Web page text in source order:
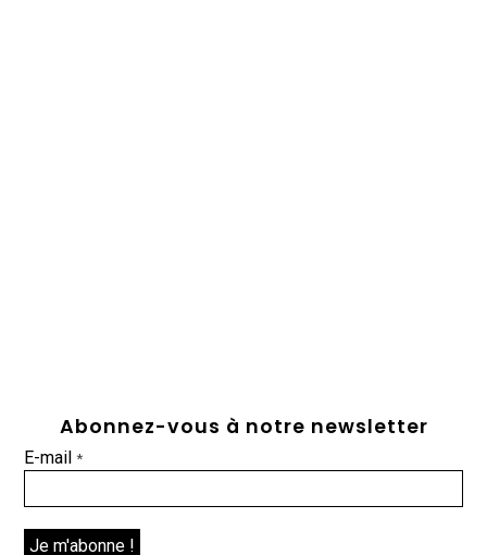
Abonnez-vous à notre newsletter
E-mail*